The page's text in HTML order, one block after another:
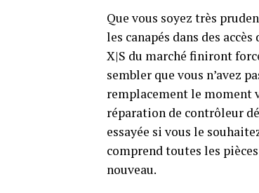
Que vous soyez très
les canapés dans des
X|S du marché finiront
sembler que vous n’avez
remplacement le moment
réparation de contrôleur
essayée si vous le
comprend toutes les
nouveau.